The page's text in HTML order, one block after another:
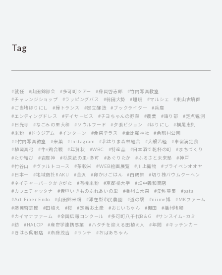
Tag
#就任 #山田錦部会 #多可町ツアー #藤岡啓志郎
#竹内写真教室
#チャレンジショップ
#ラッピングバス #翁田大勢 #睡眠 #マルシェ
#東山古墳群
#ご当地ほりにし
#縁トランス #足立醸造 #ブックライター
#兵庫
#エンディングドレス
#デイサービス #チヨちゃんの野菜 #農業 #語り部
#定点観測
#日光寺
#なごみの里大和 #ソウルフード #夕張ビジョン #ほりにし
#横尾忠則
#米粉
#ドウジアム #インターン #食祭テラス #金比羅神社
#余暇村公園
##竹内写真教室
#米菓 #Instagram #北はりま森林組合 #大般若経
#車留満定食
#植岡真弓
#牛×鶏合戦 #年賀状 #WBC #特産品 #日本酒で乾杯の町
#まちづくり
#たか結び
#岩座神 #杉原紙の里・多可 #あぐりたか #ふるさと未来塾
#神戸
#竹谷山
#ヴァルトコース #茶穀米 #WEB絵画展覧 #川上織物
#ブライベンオオヤ
#日本一
#地域商社RAKU #金沢 #卵かけごはん #白鶴錦
#切り株バウムクーヘン
#ネイチャーパークかさがた
#有機米粉 #京都橘大学
#畑中義和商店
#カフェチャッタナ
#青垣いきものふれあいの里 #播州白水菜 #愛称募集
#pata
#Art Fiber Endo
#山田錦米粉 #滞在型市民農園 #道の駅 #niime博
#MKファーム
#藤岡啓志郞
#田植え #桜 #定番お土産 #おじいちゃん #棚田
#播州地卵
#カイマナファーム
#全国広報コンクール #多可町八千代B＆G
#サンスイム・カミ
#紡
#HALOP #産官学連携事業 #ハタチを迎える田植え人 #年間
#キッチンカー
#きはら呉服店
#斎藤茂吉 #ランチ #おばあちゃん